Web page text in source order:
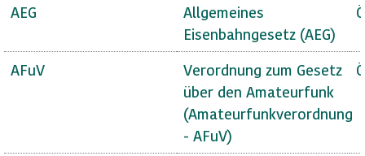
AEG
Allgemeines
Eisenbahngesetz (AEG)
AFuV
Verordnung zum Gesetz
über den Amateurfunk
(Amateurfunkverordnung
- AFuV)